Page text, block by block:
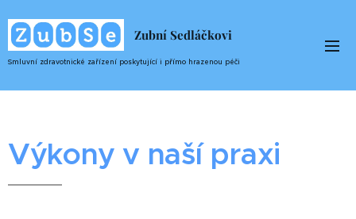
Zubní Sedláčkovi
Smluvní zdravotnické zařízení poskytující i přímo hrazenou péči
Výkony v naší praxi